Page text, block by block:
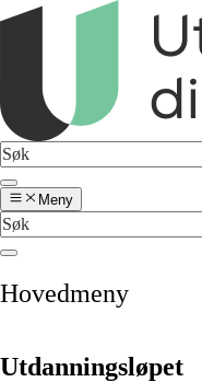
Meny
Hovedmeny
Utdanningsløpet